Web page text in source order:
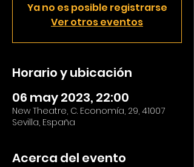
Ya no es posible registrarse
Ver otros eventos
Horario y ubicación
06 may 2023, 22:00
New Theatre, C. Economía, 29, 41007
Sevilla, España
Acerca del evento